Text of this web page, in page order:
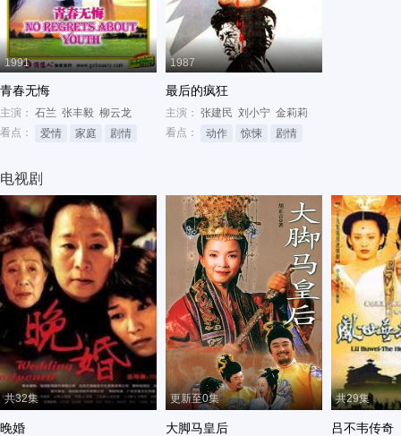
1991
青春无悔
主演： 石兰 张丰毅 柳云龙
看点：
爱情 家庭 剧情
1987
最后的疯狂
主演： 张建民 刘小宁 金莉莉
看点：
动作 惊悚 剧情
电视剧
共32集
晚婚
更新至0集
大脚马皇后
共29集
吕不韦传奇